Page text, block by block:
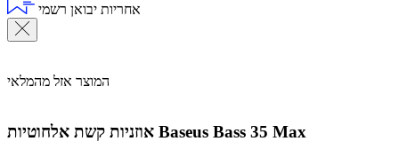
אחריות יבואן רשמי
המוצר אזל מהמלאי
אוזניות קשת אלחוטיות Baseus Bass 35 Max